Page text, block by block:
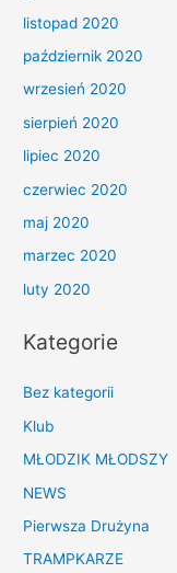
listopad 2020
październik 2020
wrzesień 2020
sierpień 2020
lipiec 2020
czerwiec 2020
maj 2020
marzec 2020
luty 2020
Kategorie
Bez kategorii
Klub
MŁODZIK MŁODSZY
NEWS
Pierwsza Drużyna
TRAMPKARZE